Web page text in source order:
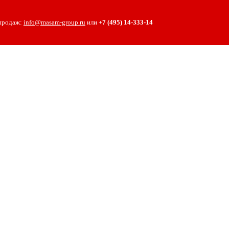
info@masam-group.ru или +7 (495) 14‑333‑14